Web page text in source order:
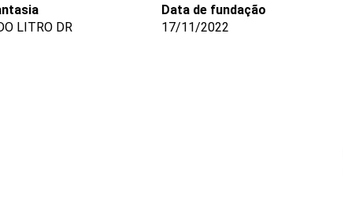
LITRO DR
Data de fundação
17/11/2022